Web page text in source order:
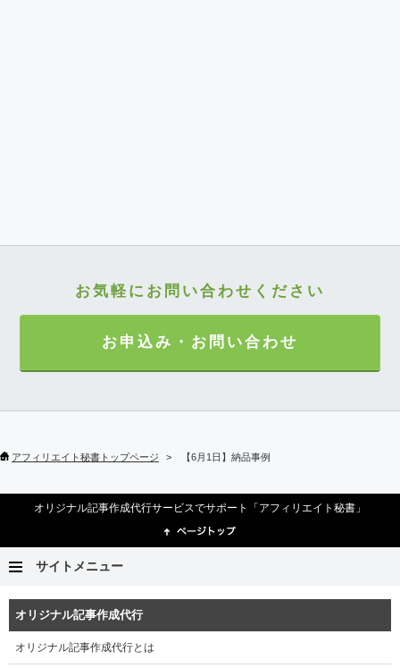
お気軽にお問い合わせください
お申込み・お問い合わせ
アフィリエイト秘書トップページ 【6月1日】納品事例
オリジナル記事作成代行サービスでサポート「アフィリエイト秘書」
サイトメニュー
オリジナル記事作成代行
オリジナル記事作成代行とは